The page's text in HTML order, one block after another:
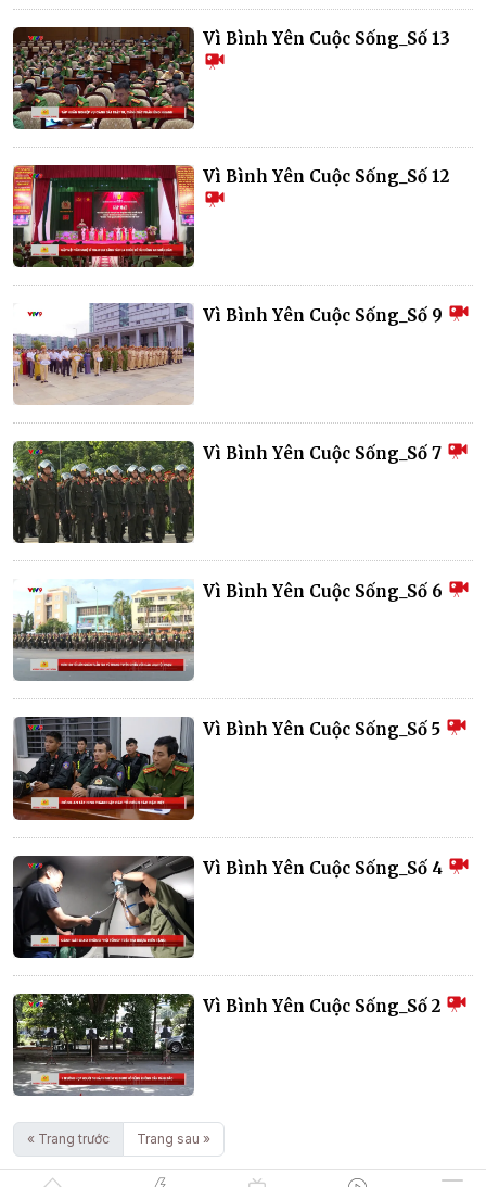
Vì Bình Yên Cuộc Sống_Số 13
Vì Bình Yên Cuộc Sống_Số 12
Vì Bình Yên Cuộc Sống_Số 9
Vì Bình Yên Cuộc Sống_Số 7
Vì Bình Yên Cuộc Sống_Số 6
Vì Bình Yên Cuộc Sống_Số 5
Vì Bình Yên Cuộc Sống_Số 4
Vì Bình Yên Cuộc Sống_Số 2
« Trang trước Trang sau »